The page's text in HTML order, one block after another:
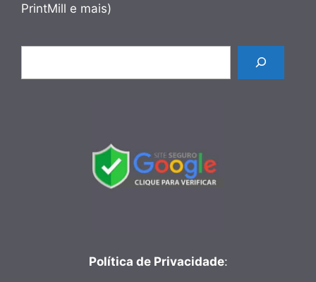
PrintMill e mais)
Política de Privacidade: